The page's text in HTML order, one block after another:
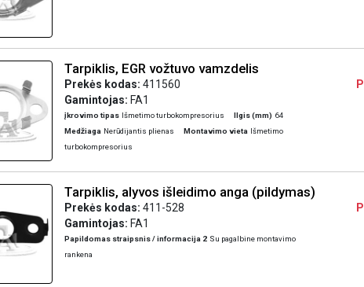
Tarpiklis, EGR vožtuvo vamzdelis
Prekės kodas: 411560
Gamintojas: FA1
įkrovimo tipas Išmetimo turbokompresorius Ilgis (mm) 64
Medžiaga Nerūdijantis plienas Montavimo vieta Išmetimo
turbokompresorius
Tarpiklis, alyvos išleidimo anga (pildymas)
Prekės kodas: 411-528
Gamintojas: FA1
Papildomas straipsnis / informacija 2 Su pagalbine montavimo
rankena